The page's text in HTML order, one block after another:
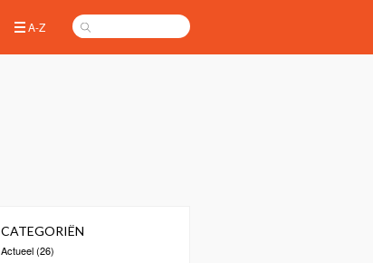
A-Z
CATEGORIËN
Actueel(26)